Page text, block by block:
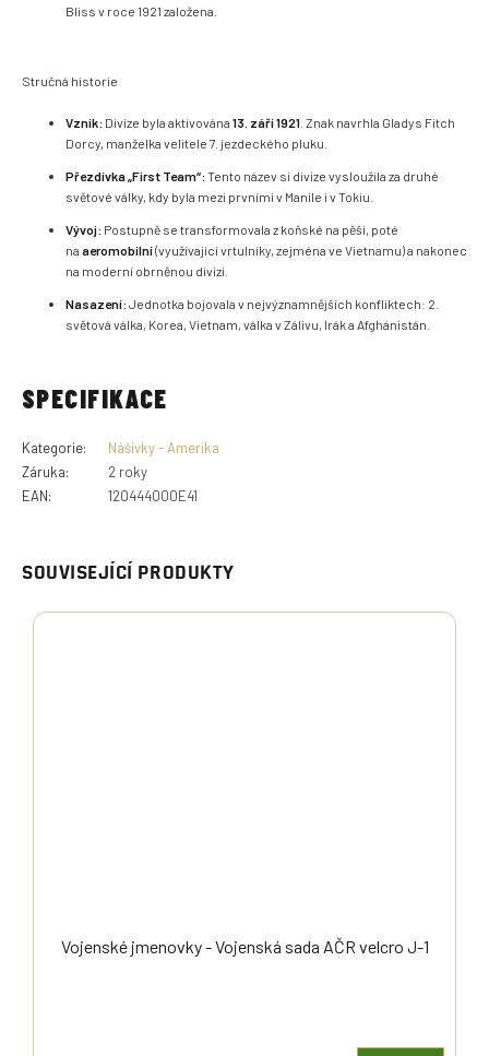
SOUVISEJÍCÍ PRODUKTY
Vojenské jmenovky - Vojenská sada AČR velcro J-1
Bliss v roce 1921 založena.
Stručná historie
Vznik: Divize byla aktivována 13. září 1921 . Znak navrhla Gladys Fitch
Dorcy, manželka velitele 7. jezdeckého pluku.
Přezdívka „First Team“: Tento název si divize vysloužila za druhé
světové války, kdy byla mezi prvními v Manile i v Tokiu.
Vývoj: Postupně se transformovala z koňské na pěší, poté
na aeromobilní(využívající vrtulníky, zejména ve Vietnamu) a nakonec
na moderní obrněnou divizi.
Nasazení: Jednotka bojovala v nejvýznamnějších konfliktech: 2.
světová válka, Korea, Vietnam, válka v Zálivu, Irák a Afghánistán.
SPECIFIKACE
Kategorie:
Nášivky - Amerika
Záruka:
2 roky
EAN: 120444000E41